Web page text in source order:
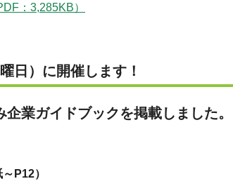
：3,285KB）
日）に開催します！
業ガイドブックを掲載しました。
～P12）